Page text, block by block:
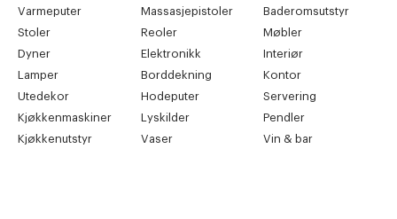
Varmeputer
Massasjepistoler
Baderomsutstyr
Stoler
Reoler
Møbler
Dyner
Elektronikk
Interiør
Lamper
Borddekning
Kontor
Utedekor
Hodeputer
Servering
Kjøkkenmaskiner
Lyskilder
Pendler
Kjøkkenutstyr
Vaser Vin & bar